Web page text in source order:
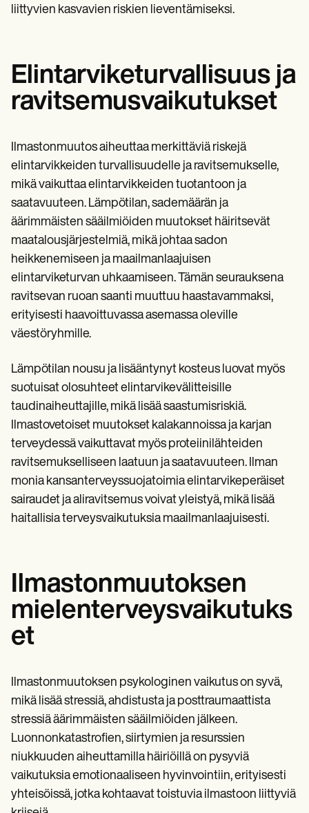
liittyvien kasvavien riskien lieventämiseksi.
Elintarviketurvallisuus ja
ravitsemusvaikutukset
Ilmastonmuutos aiheuttaa merkittäviä riskejä
elintarvikkeiden turvallisuudelle ja ravitsemukselle,
mikä vaikuttaa elintarvikkeiden tuotantoon ja
saatavuuteen. Lämpötilan, sademäärän ja
äärimmäisten sääilmiöiden muutokset häiritsevät
maatalousjärjestelmiä, mikä johtaa sadon
heikkenemiseen ja maailmanlaajuisen
elintarviketurvan uhkaamiseen. Tämän seurauksena
ravitsevan ruoan saanti muuttuu haastavammaksi,
erityisesti haavoittuvassa asemassa oleville
väestöryhmille.
Lämpötilan nousu ja lisääntynyt kosteus luovat myös
suotuisat olosuhteet elintarvikevälitteisille
taudinaiheuttajille, mikä lisää saastumisriskiä.
Ilmastovetoiset muutokset kalakannoissa ja karjan
terveydessä vaikuttavat myös proteiinilähteiden
ravitsemukselliseen laatuun ja saatavuuteen. Ilman
monia kansanterveyssuojatoimia elintarvikeperäiset
sairaudet ja aliravitsemus voivat yleistyä, mikä lisää
haitallisia terveysvaikutuksia maailmanlaajuisesti.
Ilmastonmuutoksen
mielenterveysvaikutuks
et
Ilmastonmuutoksen psykologinen vaikutus on syvä,
mikä lisää stressiä, ahdistusta ja posttraumaattista
stressiä äärimmäisten sääilmiöiden jälkeen.
Luonnonkatastrofien, siirtymien ja resurssien
niukkuuden aiheuttamilla häiriöillä on pysyviä
vaikutuksia emotionaaliseen hyvinvointiin, erityisesti
yhteisöissä, jotka kohtaavat toistuvia ilmastoon liittyviä